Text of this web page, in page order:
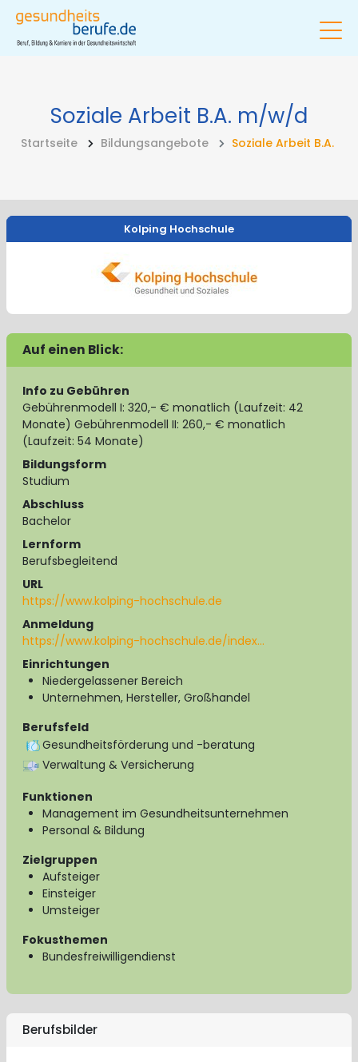
Soziale Arbeit B.A. m/w/d
Startseite Bildungsangebote Soziale Arbeit B.A.
Kolping Hochschule
Auf einen Blick:
Info zu Gebühren
Gebührenmodell I: 320,- € monatlich (Laufzeit: 42
Monate) Gebührenmodell II: 260,- € monatlich
(Laufzeit: 54 Monate)
Bildungsform
Studium
Abschluss
Bachelor
Lernform
Berufsbegleitend
URL
https://www.kolping-hochschule.de
Anmeldung
https://www.kolping-hochschule.de/index…
Einrichtungen
Niedergelassener Bereich
Unternehmen, Hersteller, Großhandel
Berufsfeld
Gesundheitsförderung und -beratung
Verwaltung & Versicherung
Funktionen
Management im Gesundheitsunternehmen
Personal & Bildung
Zielgruppen
Aufsteiger
Einsteiger
Umsteiger
Fokusthemen
Bundesfreiwilligendienst
Berufsbilder